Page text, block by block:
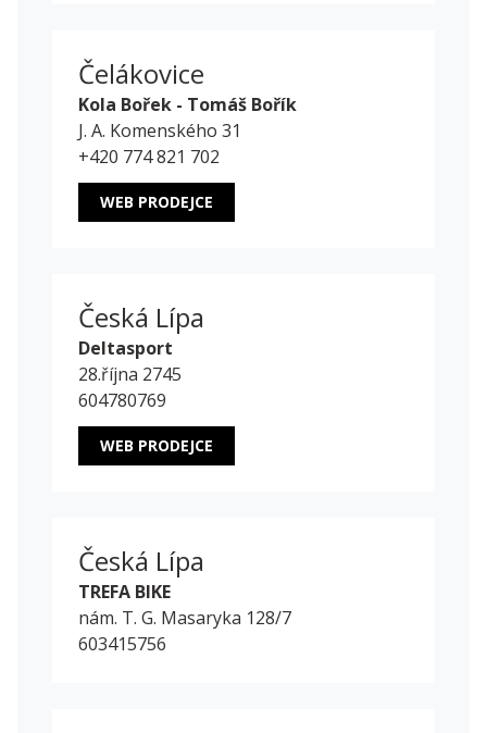
Čelákovice
Kola Bořek - Tomáš Bořík
J. A. Komenského 31
+420 774 821 702
WEB PRODEJCE
Česká Lípa
Deltasport
28.října 2745
604780769
WEB PRODEJCE
Česká Lípa
TREFA BIKE
nám. T. G. Masaryka 128/7
603415756